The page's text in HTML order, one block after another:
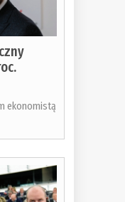
ekonomistą